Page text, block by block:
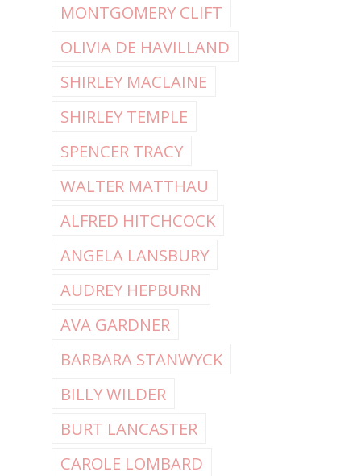
MONTGOMERY CLIFT
OLIVIA DE HAVILLAND
SHIRLEY MACLAINE
SHIRLEY TEMPLE
SPENCER TRACY
WALTER MATTHAU
ALFRED HITCHCOCK
ANGELA LANSBURY
AUDREY HEPBURN
AVA GARDNER
BARBARA STANWYCK
BILLY WILDER
BURT LANCASTER
CAROLE LOMBARD